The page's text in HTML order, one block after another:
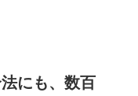
にも、数百